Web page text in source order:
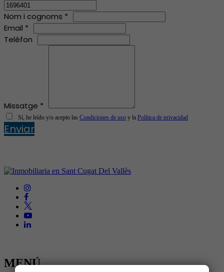
Nom i cognoms *
Email *
Telèfon
Missatge *
Sí, he leído y/o acepto las Condiciones de uso y la Política de privacidad
Enviar
MENÚ